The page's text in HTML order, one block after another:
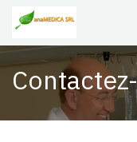
Se rendre au contenu